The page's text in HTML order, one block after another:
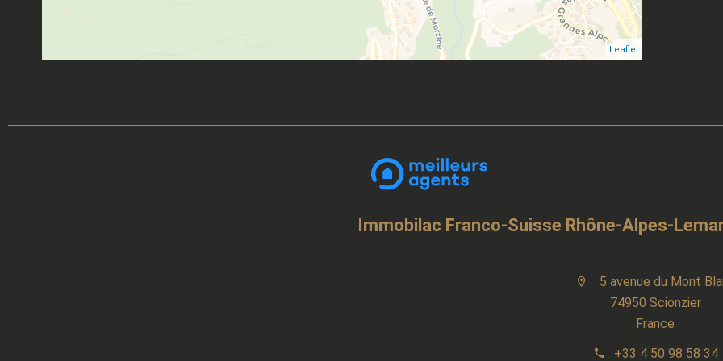
Leaflet
Immobilac Franco-Suisse Rhône-Alpes-
5 avenue du Mont
74950 Scionzier
France
+33 4 50 98 58 34